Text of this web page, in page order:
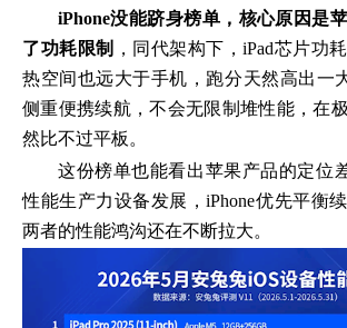
iPhone没能跻身榜单，核心原因是
了功耗限制
，同代架构下，iPad芯片功
热空间也远大于手机，跑分天然高出一
侧重便携续航，不会无限制堆性能，在
然比不过平板。
这份榜单也能看出苹果产品的定位
性能生产力设备发展，iPhone优先平衡
两者的性能鸿沟还在不断拉大。